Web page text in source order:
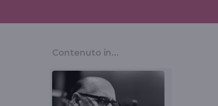
Contenuto in...